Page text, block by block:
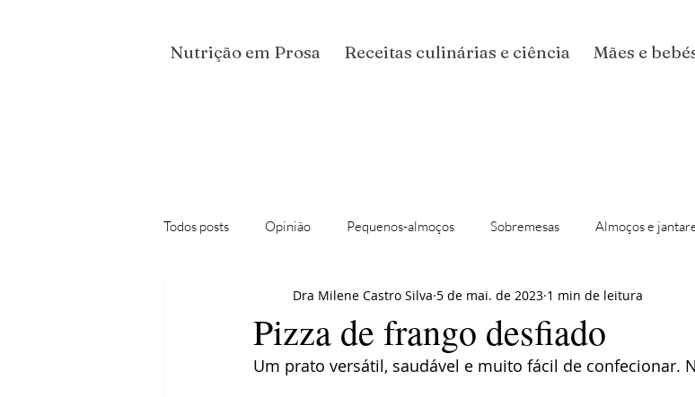
Nutrição em Prosa Receitas culinárias e ciência Mães e
Todos posts Opinião Pequenos-almoços Sobremesas Almoços e
Podcast "Conversas Nutricionais"
Pizza de frango desfiado
Dra Milene Castro Silva 5 de mai. de 2023 1 min de leitura
Um prato versátil, saudável e muito fácil de confecionar.